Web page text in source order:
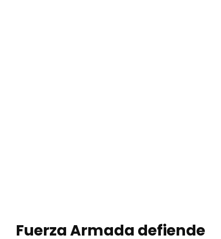
Fuerza Armada defiende